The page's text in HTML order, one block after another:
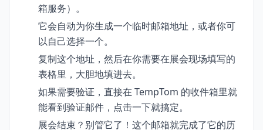
箱服务）。
它会自动为你生成一个临时邮箱地址，或者你可
以自己选择一个。
复制这个地址，然后在你需要在展会现场填写的
表格里，大胆地填进去。
如果需要验证，直接在 TempTom 的收件箱里就
能看到验证邮件，点击一下就搞定。
展会结束？别管它了！这个邮箱就完成了它的历